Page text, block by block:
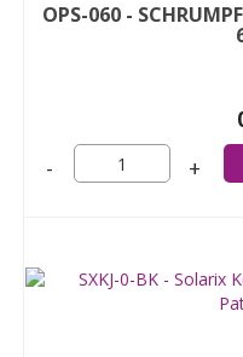
OPS-060 -
- +